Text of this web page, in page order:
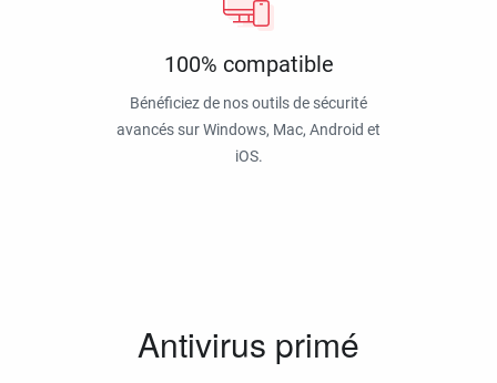
100% compatible
Bénéficiez de nos outils de sécurité
avancés sur Windows, Mac, Android et
iOS.
Antivirus primé